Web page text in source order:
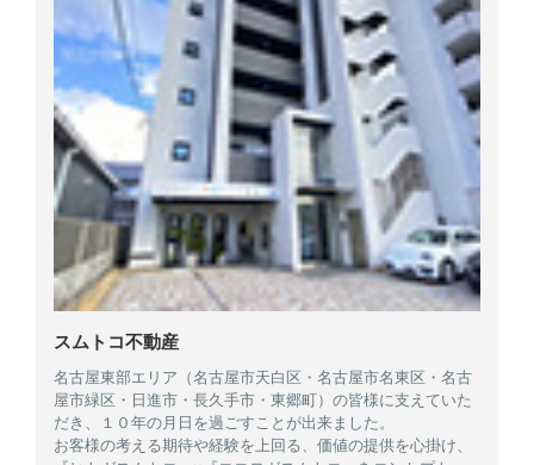
スムトコ不動産
名古屋東部エリア（名古屋市天白区・名古屋市名東区・名古
屋市緑区・日進市・長久手市・東郷町）の皆様に支えていた
だき、１０年の月日を過ごすことが出来ました。
お客様の考える期待や経験を上回る、価値の提供を心掛け、